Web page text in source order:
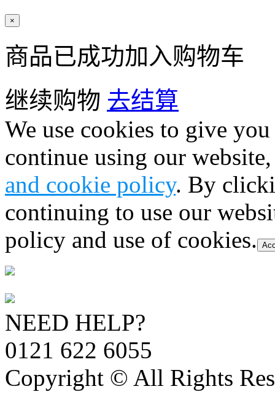
×
商品已成功加入购物车
继续购物 去结算
We use cookies to give
continue using our
and cookie policy. By
continuing to use our
policy and use of cookies.
NEED HELP?
0121 622 6055
Copyright © All Rights